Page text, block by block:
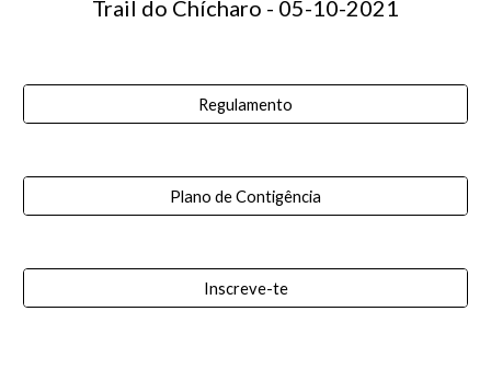
Trail do Chícharo - 05-10-2021
Regulamento
Plano de Contigência
Inscreve-te